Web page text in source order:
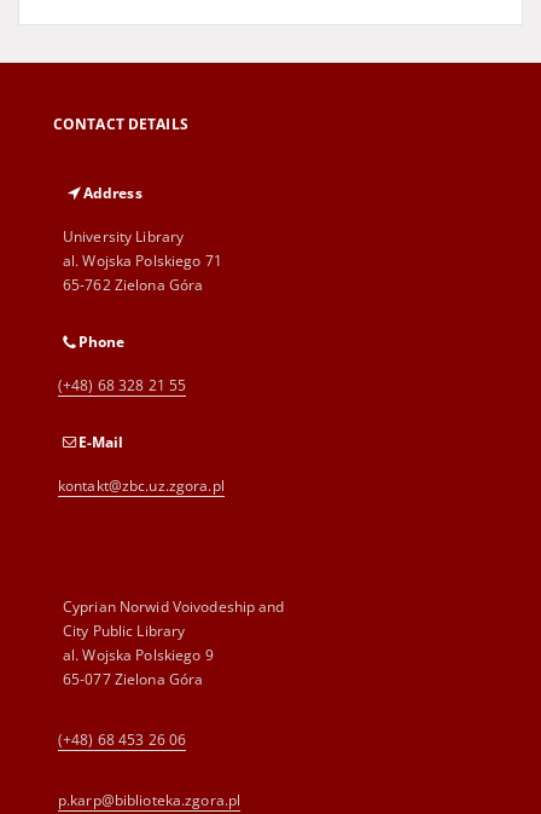
CONTACT DETAILS
Address
University Library
al. Wojska Polskiego 71
65-762 Zielona Góra
Phone
(+48) 68 328 21 55
E-Mail
kontakt@zbc.uz.zgora.pl
Cyprian Norwid Voivodeship and
City Public Library
al. Wojska Polskiego 9
65-077 Zielona Góra
(+48) 68 453 26 06
p.karp@biblioteka.zgora.pl